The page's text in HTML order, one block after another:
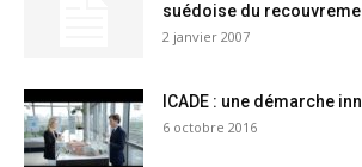
suédoise du
2 janvier 2007
ICADE : une démarche
6 octobre 2016